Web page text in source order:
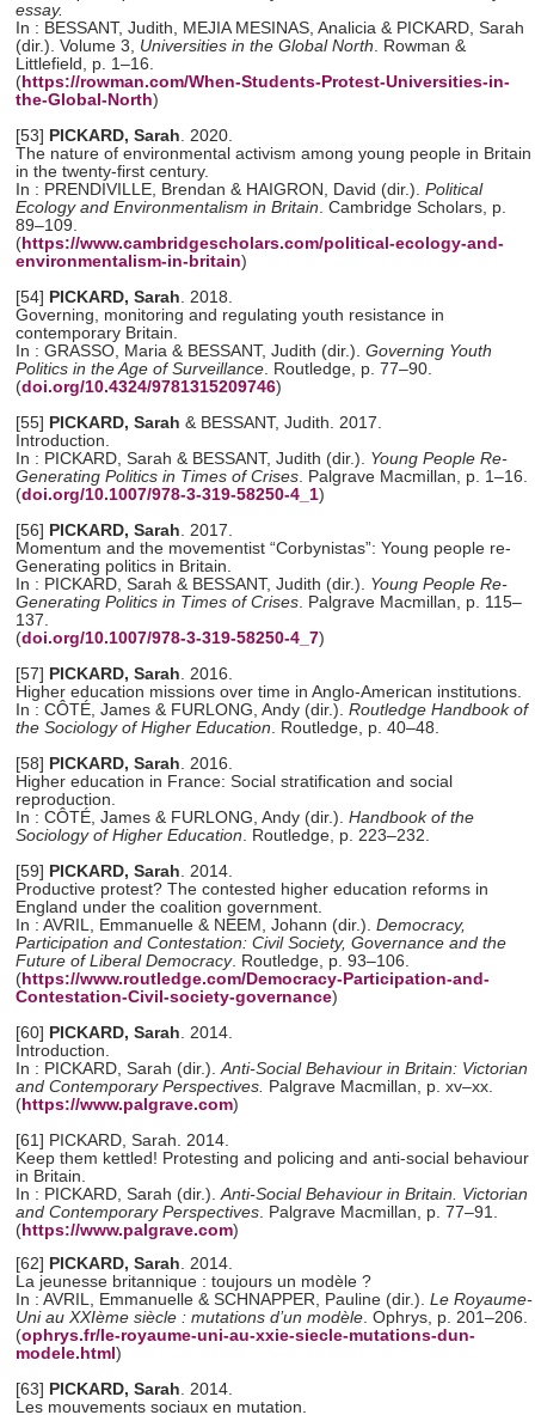
essay.
In : BESSANT, Judith, MEJIA MESINAS, Analicia & PICKARD, Sarah
(dir.). Volume 3, Universities in the Global North . Rowman &
Littlefield, p. 1–16.
(https://rowman.com/When-Students-Protest-Universities-in-
the-Global-North)
[53] PICKARD, Sarah . 2020.
The nature of environmental activism among young people in Britain
in the twenty-first century.
In : PRENDIVILLE, Brendan & HAIGRON, David (dir.). Political
Ecology and Environmentalism in Britain . Cambridge Scholars, p.
89–109.
(https://www.cambridgescholars.com/political-ecology-and-
environmentalism-in-britain)
[54] PICKARD, Sarah . 2018.
Governing, monitoring and regulating youth resistance in
contemporary Britain.
In : GRASSO, Maria & BESSANT, Judith (dir.). Governing Youth
Politics in the Age of Surveillance . Routledge, p. 77–90.
(doi.org/10.4324/9781315209746)
[55] PICKARD, Sarah & BESSANT, Judith. 2017.
Introduction.
In : PICKARD, Sarah & BESSANT, Judith (dir.). Young People Re-
Generating Politics in Times of Crises . Palgrave Macmillan, p. 1–16.
(doi.org/10.1007/978-3-319-58250-4_1)
[56] PICKARD, Sarah . 2017.
Momentum and the movementist “Corbynistas”: Young people re-
Generating politics in Britain.
In : PICKARD, Sarah & BESSANT, Judith (dir.). Young People Re-
Generating Politics in Times of Crises . Palgrave Macmillan, p. 115–
137.
(doi.org/10.1007/978-3-319-58250-4_7)
[57] PICKARD, Sarah . 2016.
Higher education missions over time in Anglo-American institutions.
In : CÔTÉ, James & FURLONG, Andy (dir.). Routledge Handbook of
the Sociology of Higher Education . Routledge, p. 40–48.
[58] PICKARD, Sarah . 2016.
Higher education in France: Social stratification and social
reproduction.
In : CÔTÉ, James & FURLONG, Andy (dir.). Handbook of the
Sociology of Higher Education . Routledge, p. 223–232.
[59] PICKARD, Sarah . 2014.
Productive protest? The contested higher education reforms in
England under the coalition government.
In : AVRIL, Emmanuelle & NEEM, Johann (dir.). Democracy,
Participation and Contestation: Civil Society, Governance and the
Future of Liberal Democracy. Routledge, p. 93–106.
(https://www.routledge.com/Democracy-Participation-and-
Contestation-Civil-society-governance)
[60] PICKARD, Sarah . 2014.
Introduction.
In : PICKARD, Sarah (dir.). Anti-Social Behaviour in Britain: Victorian
and Contemporary Perspectives Palgrave Macmillan, p. xv–xx.
(https://www.palgrave.com)
[61] PICKARD, Sarah. 2014.
Keep them kettled! Protesting and policing and anti-social behaviour
in Britain.
In : PICKARD, Sarah (dir.). Anti-Social Behaviour in Britain. Victorian
and Contemporary Perspectives . Palgrave Macmillan, p. 77–91.
(https://www.palgrave.com)
[62] PICKARD, Sarah. 2014.
La jeunesse britannique : toujours un modèle ?
In : AVRIL, Emmanuelle & SCHNAPPER, Pauline (dir.). Le Royaume-
Uni au XXIème siècle : mutations d’un modèle. Ophrys, p. 201–206.
(ophrys.fr/le-royaume-uni-au-xxie-siecle-mutations-dun-
modele.html )
[63] PICKARD, Sarah. 2014.
Les mouvements sociaux en mutation.